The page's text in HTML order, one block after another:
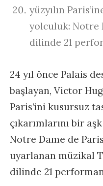
yüzyılın
yolculuk: Notre
dilinde 21
24 yıl önce Palais
başlayan, Victor
Paris’ini kusursuz
çıkarımlarını bir
Notre Dame de
uyarlanan müzikal
dilinde 21